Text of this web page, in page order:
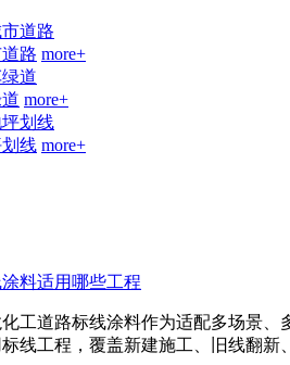
路 more+
more+
线 more+
料适用哪些工程
工道路标线涂料作为适配多场景
标线工程，覆盖新建施工、旧线翻